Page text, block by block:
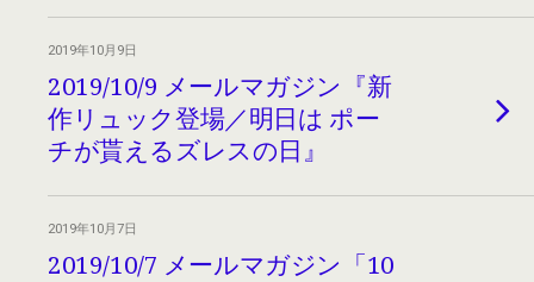
2019年10月9日
2019/10/9 メールマガジン『新
作リュック登場／明日は ポー
チが貰えるズレスの日』
2019年10月7日
2019/10/7 メールマガジン「10